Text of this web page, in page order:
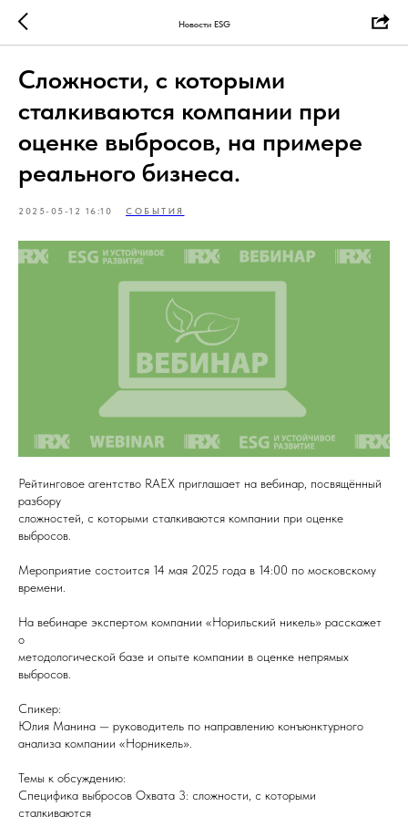
Новости ESG
Сложности, с которыми
сталкиваются компании при
оценке выбросов, на примере
реального бизнеса.
2025-05-12 16:10 СОБЫТИЯ
Рейтинговое агентство RAEX приглашает на вебинар, посвящённый
разбору
сложностей, с которыми сталкиваются компании при оценке
выбросов.
Мероприятие состоится 14 мая 2025 года в 14:00 по московскому
времени.
На вебинаре экспертом компании «Норильский никель» расскажет
о
методологической базе и опыте компании в оценке непрямых
выбросов.
Спикер:
Юлия Манина — руководитель по направлению конъюнктурного
анализа компании «Норникель».
Темы к обсуждению:
Специфика выбросов Охвата 3: сложности, с которыми
сталкиваются